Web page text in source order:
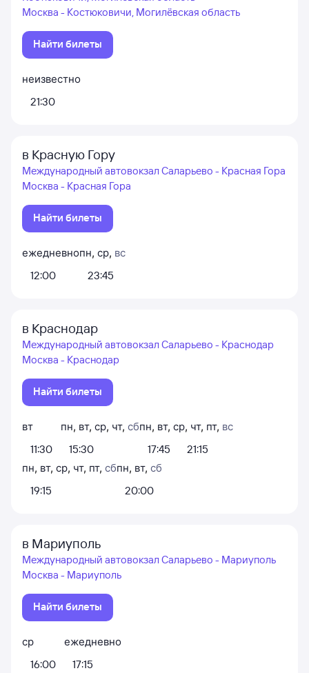
Москва - Костюковичи, Могилёвская область
Найти билеты
неизвестно
21:30
в Красную Гору
Международный автовокзал Саларьево - Красная Гора
Москва - Красная Гора
Найти билеты
ежедневно
12:00
пн, ср, вс
23:45
в Краснодар
Международный автовокзал Саларьево - Краснодар
Москва - Краснодар
Найти билеты
вт
11:30
пн, вт, ср, чт, сб
15:30
пн, вт, ср, чт, пт, вс
17:45
21:15
пн, вт, ср, чт, пт, сб
19:15
пн, вт, сб
20:00
в Мариуполь
Международный автовокзал Саларьево - Мариуполь
Москва - Мариуполь
Найти билеты
ср
16:00
ежедневно
17:15